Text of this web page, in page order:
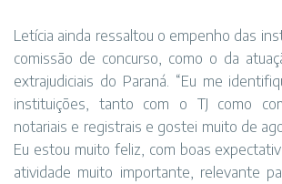
Letícia ainda ressaltou o empenho das
comissão de concurso, como o da
extrajudiciais do Paraná. “Eu me
instituições, tanto com o TJ como
notariais e registrais e gostei muito de
Eu estou muito feliz, com boas
atividade muito importante, relevante